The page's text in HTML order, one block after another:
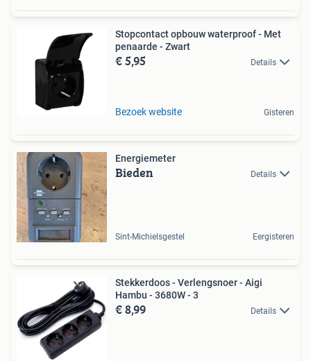
Stopcontact opbouw waterproof - Met
penaarde - Zwart
€ 5,95 Details
Bezoek website Gisteren
Energiemeter
Bieden Details
Sint-Michielsgestel Eergisteren
Stekkerdoos - Verlengsnoer - Aigi
Hambu - 3680W - 3
€ 8,99 Details